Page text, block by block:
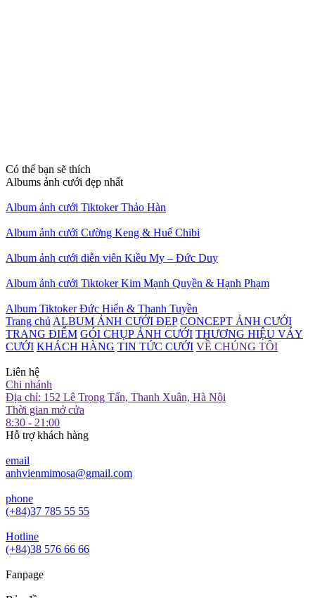
Có thể bạn sẽ thích
Albums ảnh cưới đẹp nhất
Album ảnh cưới Tiktoker Thảo Hàn
Album ảnh cưới Cường Keng & Huế Chibi
Album ảnh cưới diễn viên Kiều My – Đức Duy
Album ảnh cưới Tiktoker Kim Mạnh Quyền & Hạnh Phạm
Album Tiktoker Đức Hiển & Thanh Tuyền
Trang chủ ALBUM ẢNH CƯỚI ĐẸP CONCEPT ẢNH CƯỚI
TRANG ĐIỂM GÓI CHỤP ẢNH CƯỚI THƯƠNG HIỆU VÁY
CƯỚI KHÁCH HÀNG TIN TỨC CƯỚI VỀ CHÚNG TÔI
Liên hệ
Chi nhánh
Địa chỉ: 152 Lê Trọng Tấn, Thanh Xuân, Hà Nội
Thời gian mở cửa
8:30 - 21:00
Hỗ trợ khách hàng
email
anhvienmimosa@gmail.com
phone
(+84)37 785 55 55
Hotline
(+84)38 576 66 66
Fanpage